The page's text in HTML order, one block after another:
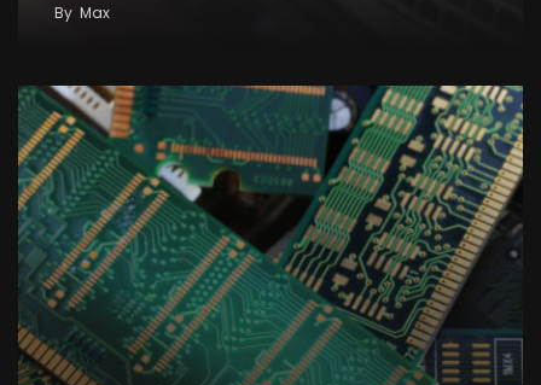
By Max